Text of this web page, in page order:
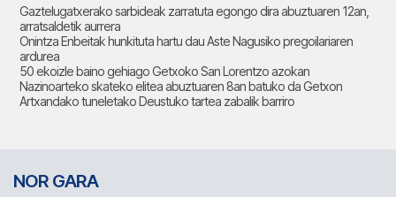
Gaztelugatxerako sarbideak zarratuta egongo dira abuztuaren 12an,
arratsaldetik aurrera
Onintza Enbeitak hunkituta hartu dau Aste Nagusiko pregoilariaren
ardurea
50 ekoizle baino gehiago Getxoko San Lorentzo azokan
Nazinoarteko skateko elitea abuztuaren 8an batuko da Getxon
Artxandako tuneletako Deustuko tartea zabalik barriro
NOR GARA